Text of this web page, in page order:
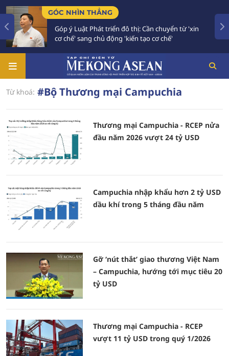
GÓC NHÌN THẲNG
Góp ý Luật Phát triển đô thị: Cần chuyển từ 'xin
cơ chế' sang chủ động 'kiến tạo cơ chế'
Từ khoá: #Bộ Thương mại Campuchia
Thương mại Campuchia - RCEP nửa
đầu năm 2026 vượt 24 tỷ USD
Campuchia nhập khẩu hơn 2 tỷ USD
dầu khí trong 5 tháng đầu năm
Gỡ ‘nút thắt’ giao thương Việt Nam
– Campuchia, hướng tới mục tiêu 20
tỷ USD
Thương mại Campuchia - RCEP
vượt 11 tỷ USD trong quý 1/2026